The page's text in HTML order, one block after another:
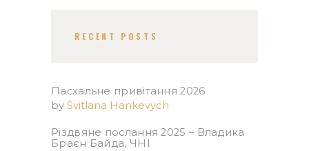
RECENT POSTS
Пасхальне привітання 2026
by Svitlana Hankevych
Різдвяне послання 2025 – Владика
Браєн Байда, ЧНІ